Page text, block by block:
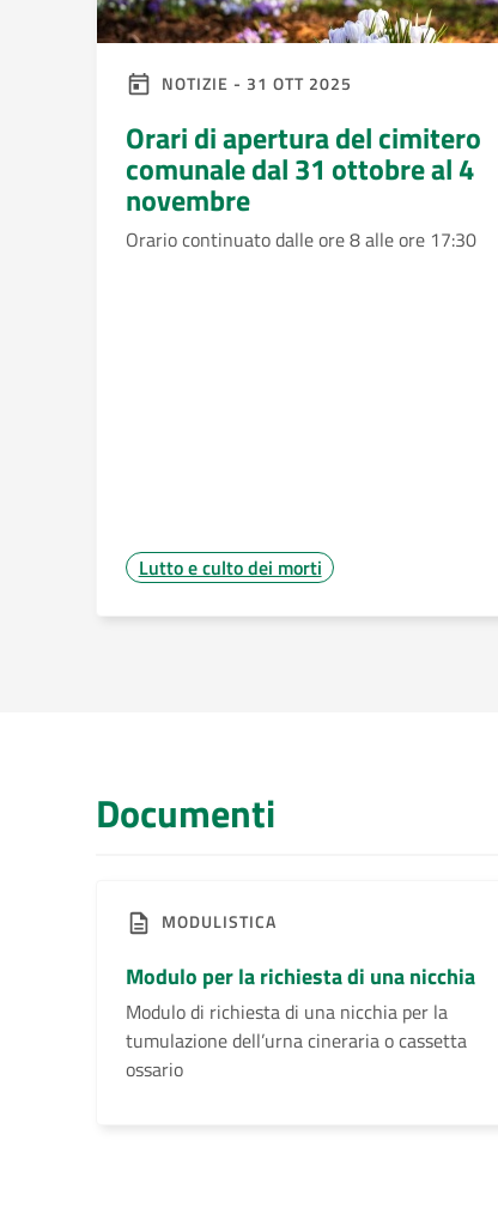
NOTIZIE - 31 OTT 2025
Orari di apertura del cimitero
comunale dal 31 ottobre al 4
novembre
Orario continuato dalle ore 8 alle ore 17:30
Lutto e culto dei morti
Documenti
MODULISTICA
Modulo per la richiesta di una nicchia
Modulo di richiesta di una nicchia per la
tumulazione dell’urna cineraria o cassetta
ossario